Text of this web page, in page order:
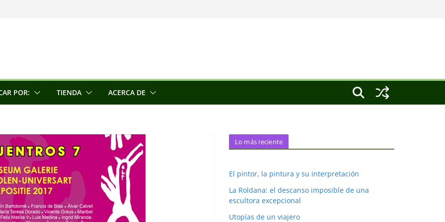
escultora
la conciencia
POR: TIENDA ACERCA DE
Lo más reciente
El pintor, la pintura y su interpretación
La Roldana: el descanso imposible de una
escultora excepcional
Utopías de un viajero